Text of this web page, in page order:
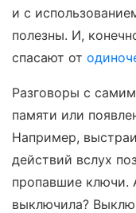
и с
полезны. И,
спасают от
Разговоры с
памяти или
Например,
действий вслух
пропавшие ключи.
выключила?